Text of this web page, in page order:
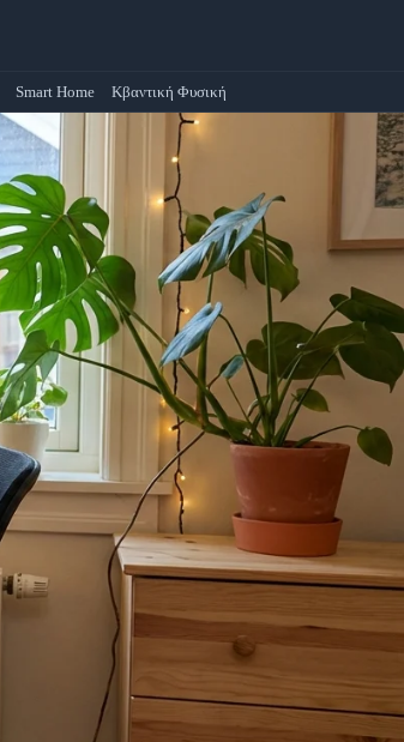
Smart Home Κβαντική Φυσική